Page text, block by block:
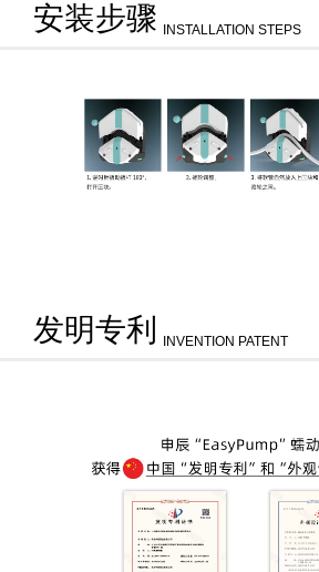
安装步骤 INSTALLATION STEPS
发明专利 INVENTION PATENT